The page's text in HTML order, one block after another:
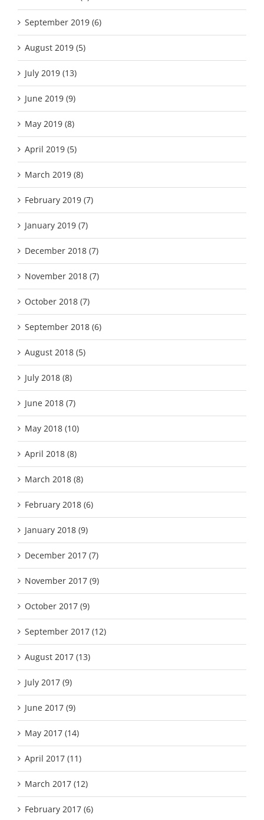
September 2019 (6)
August 2019 (5)
July 2019 (13)
June 2019 (9)
May 2019 (8)
April 2019 (5)
March 2019 (8)
February 2019 (7)
January 2019 (7)
December 2018 (7)
November 2018 (7)
October 2018 (7)
September 2018 (6)
August 2018 (5)
July 2018 (8)
June 2018 (7)
May 2018 (10)
April 2018 (8)
March 2018 (8)
February 2018 (6)
January 2018 (9)
December 2017 (7)
November 2017 (9)
October 2017 (9)
September 2017 (12)
August 2017 (13)
July 2017 (9)
June 2017 (9)
May 2017 (14)
April 2017 (11)
March 2017 (12)
February 2017 (6)